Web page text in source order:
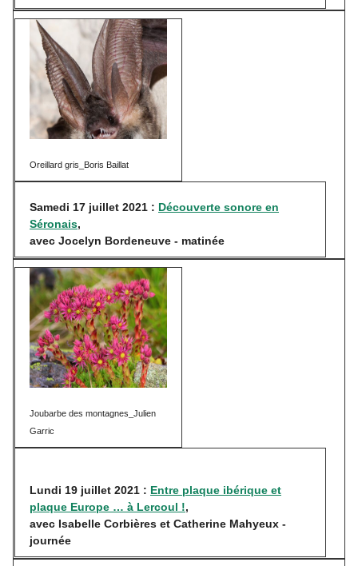
Oreillard gris_Boris Baillat
Samedi 17 juillet 2021 : Découverte sonore en
Séronais,
avec Jocelyn Bordeneuve - matinée
Joubarbe des montagnes_Julien
Garric
Lundi 19 juillet 2021 : Entre plaque ibérique et
plaque Europe … à Lercoul !,
avec Isabelle Corbières et Catherine Mahyeux -
journée